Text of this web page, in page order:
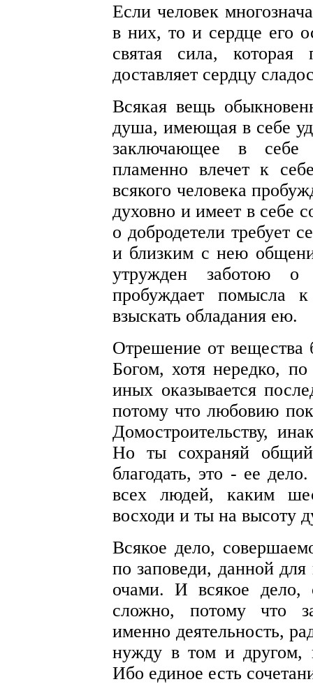
Если человек
в них, то и сердце его
святая сила,
доставляет сердцу
Всякая вещь
душа, имеющая в себе
заключающее в себе
пламенно влечет к
всякого человека
духовно и имеет в себе
о добродетели требует
и близким с нею
утружден заботою о
пробуждает помысла
взыскать обладания ею.
Отрешение от вещества
Богом, хотя нередко, по
иных оказывается
потому что любовию
Домостроительству,
Но ты сохраняй
благодать, это - ее
всех людей, каким
восходи и ты на высоту
Всякое дело,
по заповеди, данной
очами. И всякое дело,
сложно, потому что
именно деятельность,
нужду в том и другом,
Ибо единое есть